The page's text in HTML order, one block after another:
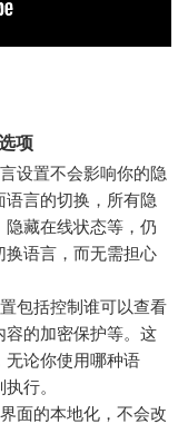
项
设置不会影响你的隐
语言的切换，所有隐
藏在线状态等，仍
换语言，而无需担心
包括控制谁可以查看
容的加密保护等。这
无论你使用哪种语
行。
面的本地化，不会改